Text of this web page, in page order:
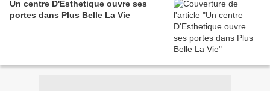
Un centre D'Esthetique ouvre ses
portes dans Plus Belle La Vie